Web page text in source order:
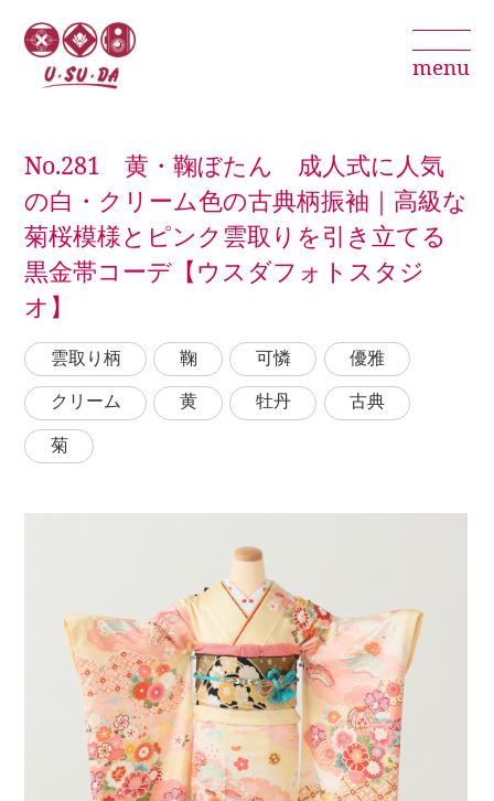
menu
No.281 黄・鞠ぼたん 成人式に人気
の白・クリーム色の古典柄振袖｜高級な
菊桜模様とピンク雲取りを引き立てる
黒金帯コーデ【ウスダフォトスタジ
オ】
雲取り柄 鞠 可憐
優雅
クリーム
黄 牡丹
古典
菊